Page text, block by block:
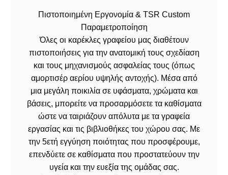
Πιστοποιημένη Εργονομία & TSR Custom
Παραμετροποίηση
Όλες οι καρέκλες γραφείου μας διαθέτουν
πιστοποιήσεις για την ανατομική τους σχεδίαση
και τους μηχανισμούς ασφαλείας τους (όπως
αμορτισέρ αερίου υψηλής αντοχής). Μέσα από
μια μεγάλη ποικιλία σε υφάσματα, χρώματα και
βάσεις, μπορείτε να προσαρμόσετε τα καθίσματα
ώστε να ταιριάζουν απόλυτα με τα γραφεία
εργασίας και τις βιβλιοθήκες του χώρου σας. Με
την 5ετή εγγύηση ποιότητας που προσφέρουμε,
επενδύετε σε καθίσματα που προστατεύουν την
υγεία και την ευεξία της ομάδας σας.